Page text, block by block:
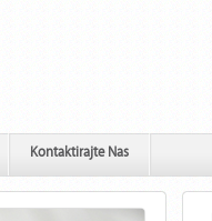
Kontaktirajte Nas